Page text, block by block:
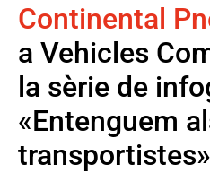
Continental
a Vehicles
la sèrie de
«Entenguem